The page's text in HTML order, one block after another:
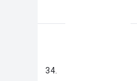
34.